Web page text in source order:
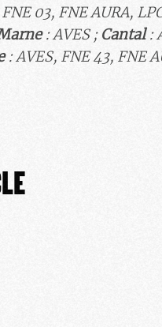
FNE 03, FNE AURA,
: AVES ; Cantal:
:AVES, FNE 43, FNE